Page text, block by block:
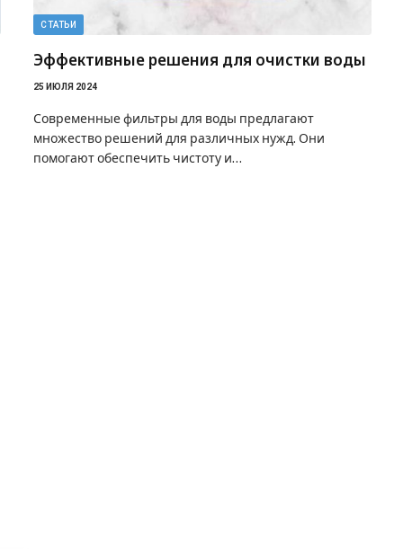
СТАТЬИ
Эффективные решения для очистки воды
25 ИЮЛЯ 2024
Современные фильтры для воды предлагают
множество решений для различных нужд. Они
помогают обеспечить чистоту и…